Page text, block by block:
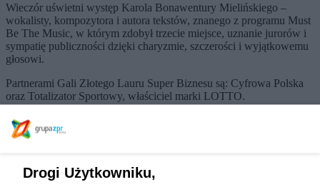
Wieczór uświetni występ Karola Bonawentury Mielińskiego –
wokalisty, kompozytora i autora tekstów, znanego z programu Must
Be The Music, w którym zdobył trzecie miejsce, uznanie jurorów i
sympatię publiczności dzięki charyzmie, szczerości i wyjątkowemu
głosowi.
Partnerami Gali Złotego Lauru Super Biznesu są: Cyfrowa Polska
oraz Totalizator Sportowy, właściciel marki LOTTO.
Patronat honorowy nad wydarzeniem objęli: Ministerstwo Nauki i
Szkolnictwa Wyższego, Ministerstwo Rolnictwa i Rozwoju Wsi,
Ministerstwo Funduszy i Polityki Regionalnej, Ministerstwo
Polskich oraz Konfederacja Lewiatan.
Drogi Użytkowniku,